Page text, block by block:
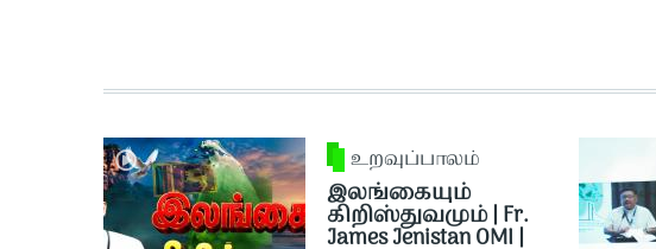
உறவுப்பாலம்
இலங்கையும்
கிறிஸ்துவமும் | Fr.
James Jenistan OMI |